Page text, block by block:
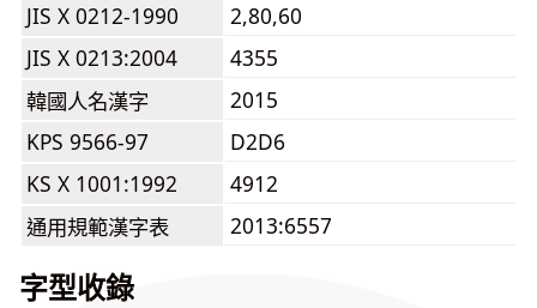
JIS X 0212-1990
2,80,60
JIS X 0213:2004
4355
韓國人名漢字
2015
KPS 9566-97
D2D6
KS X 1001:1992
4912
通用規範漢字表
2013:6557
字型收錄